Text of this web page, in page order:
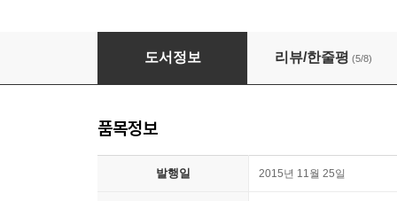
신화동물접기백과
도서정보 리뷰/한줄평 (5/8)
품목정보
발행일 2015년 11월 25일